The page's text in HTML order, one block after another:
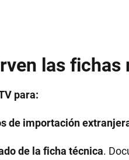
las fichas
para:
de importación
de la ficha técnica.